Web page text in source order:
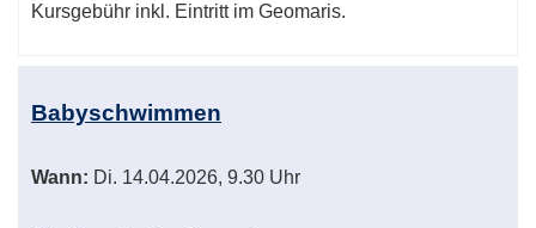
Kursgebühr inkl. Eintritt im Geomaris.
Babyschwimmen
Wann: Di. 14.04.2026, 9.30 Uhr